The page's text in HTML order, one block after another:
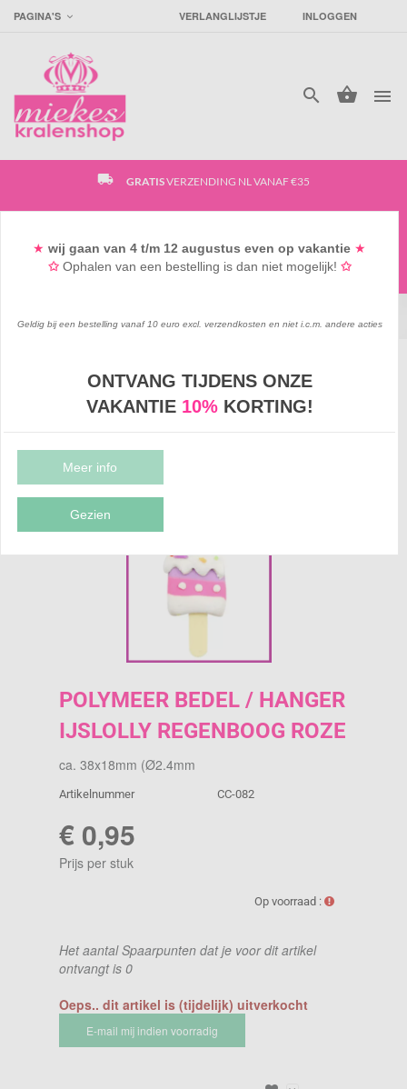
PAGINA'S INLOGGEN
VERLANGLIJSTJE



local_shipping GRATISVERZENDING NL VANAF €35
favorite_border GRATISGOODIEBAG VANAF €15*
KRALEN & BEDELS / KINDERKRALEN /
POLYMEER BEDEL / HANGER IJSLOLLY
POLYMEER BEDEL / HANGER
IJSLOLLY REGENBOOG ROZE
ca. 38x18mm (Ø2.4mm
Artikelnummer CC-082
€ 0,95
Prijs per stuk
Op voorraad :
Het aantal Spaarpunten dat je voor dit artikel
ontvangt is 0
Oeps.. dit artikel is (tijdelijk) uitverkocht
E-mail mij indien voorradig
★ wij gaanvan 4 t/m 12 augustuseven op vakantie ★
✩ Ophalen van een bestelling is dan niet mogelijk! ✩
Geldig bij een bestelling vanaf 10 euro excl. verzendkosten en niet i.c.m. andere acties
ONTVANG TIJDENS ONZE
VAKANTIE 10%KORTING!
Meer info
Gezien